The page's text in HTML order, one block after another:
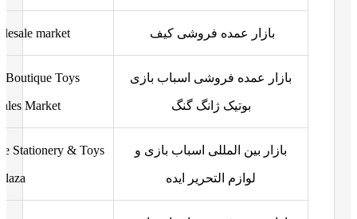
بازار عمده فروشی کیف market
بازار عمده فروشی اسباب بازی
بوتیک ژانگ گنگ
Boutique Toys
Market
بازار بین المللی اسباب بازی و
لوازم التحریر ایده
Stationery & Toys